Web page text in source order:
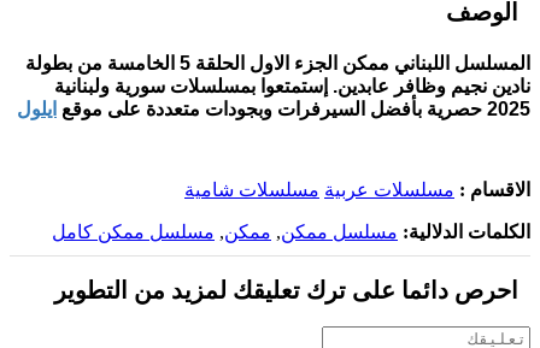
الوصف
المسلسل اللبناني ممكن الجزء الاول الحلقة 5 الخامسة من بطولة
نادين نجيم وظافر عابدين. إستمتعوا بمسلسلات سورية ولبنانية
2025 حصرية بأفضل السيرفرات وبجودات متعددة على موقع
ايلول
الاقسام : مسلسلات عربية مسلسلات شامية
الكلمات الدلالية: مسلسل ممكن, ممكن, مسلسل ممكن كامل
احرص دائما على ترك تعليقك لمزيد من التطوير